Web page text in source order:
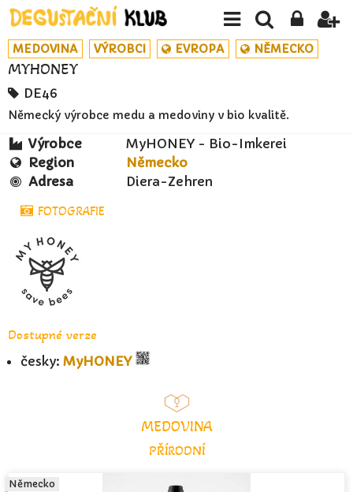
MEDOVINA VÝROBCI EVROPA NĚMECKO
MYHONEY
DE46
Německý výrobce medu a medoviny v bio kvalitě.
Výrobce
MyHONEY - Bio-Imkerei
Region
Německo
Adresa
Diera-Zehren
FOTOGRAFIE
Dostupné verze
česky: MyHONEY
MEDOVINA
PŘÍRODNÍ
Německo